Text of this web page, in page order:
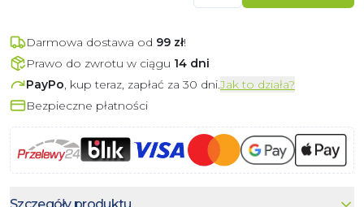
Darmowa dostawa od 99 zł!
Prawo do zwrotu w ciągu 14 dni
PayPo, kup teraz, zapłać za 30 dni.Jak to działa?
Bezpieczne płatności